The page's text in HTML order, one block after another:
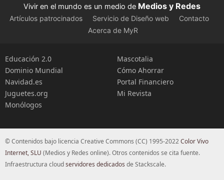
Vivir en el mundo es un medio de Medios y Redes
Artículos patrocinados Servicio de Diseño web
Contacto
Acerca de MyR
Educación 2.0
Dominio Mundial
Navidad.es
Juguetes.org
Monólogos
Mascotalia
Cómo Ahorrar
Portal Financiero
Mi Revista
© Contenidos bajo licencia Creative Commons (CC) 1995-2022Color Vivo
Internet, SLU (Medios y Redes online). Otros contenidos se cita fuente.
Infraestructura cloudservidores dedicados de Stackscale.